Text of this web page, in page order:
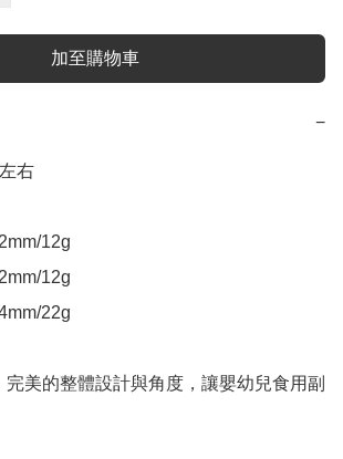
加至購物車
−
右
12g
12g
22g
美的整體設計與角度，讓嬰幼兒食用副